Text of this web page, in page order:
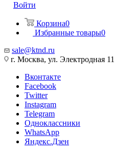
Войти
Корзина0
Избранные товары0
sale@ktnd.ru
г. Москва, ул. Электродная 11
Вконтакте
Facebook
Twitter
Instagram
Telegram
Одноклассники
WhatsApp
Яндекс.Дзен